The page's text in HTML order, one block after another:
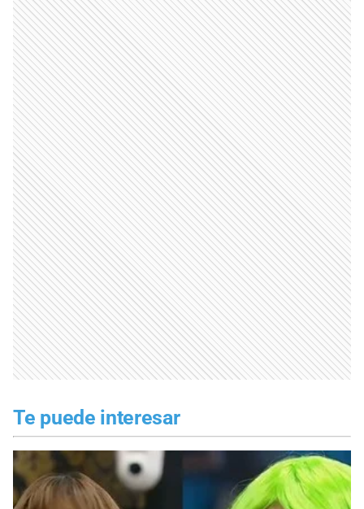
Te puede interesar